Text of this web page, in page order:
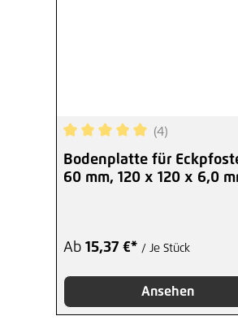
Durchschnittliche
(4)
Bodenplatte für
60 mm, 120 x 120 x 6,0
Ab 15,37 €* / Je Stück
Ansehen